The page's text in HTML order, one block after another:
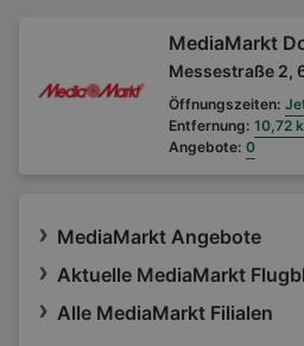
MediaMarkt
Messestraße 2,
Öffnungszeiten:
Entfernung: 10,72
Angebote: 0
MediaMarkt Angebote
Aktuelle MediaMarkt
Alle MediaMarkt Filialen